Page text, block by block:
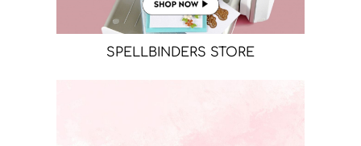
SPELLBINDERS STORE